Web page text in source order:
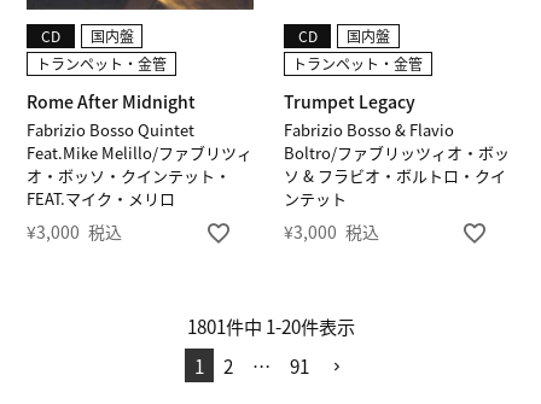
Fabrizio Bosso Quintet
Feat.Mike Melillo/ファブリツィ
オ・ボッソ・クインテット・
FEAT.マイク・メリロ
Rome After Midnight
CD
国内盤
トランペット・金管
¥3,000 税込
Fabrizio Bosso & Flavio
Boltro/ファブリッツィオ・ボッ
ソ & フラビオ・ボルトロ・クイ
ンテット
Trumpet Legacy
CD
国内盤
トランペット・金管
¥3,000 税込
1801件中 1-20件表示
1
2 … 91